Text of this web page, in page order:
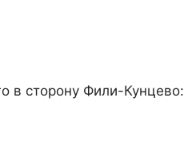
в сторону Фили-Кунцево: